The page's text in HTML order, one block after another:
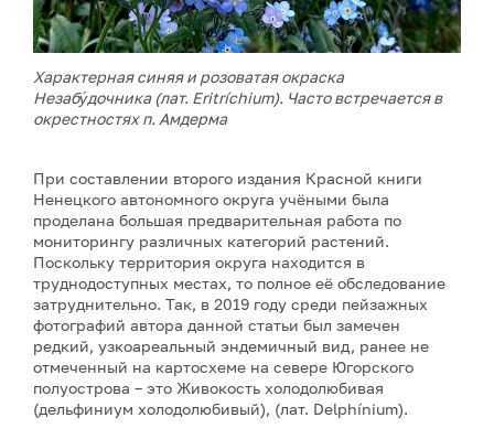
Характерная синяя и розоватая окраска
Незабу́дочника (лат. Eritríchium). Часто встречается в
окрестностях п. Амдерма
При составлении второго издания Красной книги
Ненецкого автономного округа учёными была
проделана большая предварительная работа по
мониторингу различных категорий растений.
Поскольку территория округа находится в
труднодоступных местах, то полное её обследование
затруднительно. Так, в 2019 году среди пейзажных
фотографий автора данной статьи был замечен
редкий, узкоареальный эндемичный вид, ранее не
отмеченный на картосхеме на севере Югорского
полуострова – это Живокость холодолюбивая
(дельфиниум холодолюбивый), (лат. Delphínium).